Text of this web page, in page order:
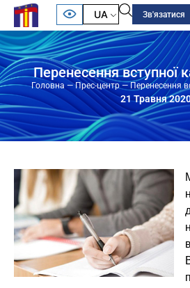
UA Зв'язатися
Перенесення вступної
Головна—Прес-центр—Перенесення
21 Травня